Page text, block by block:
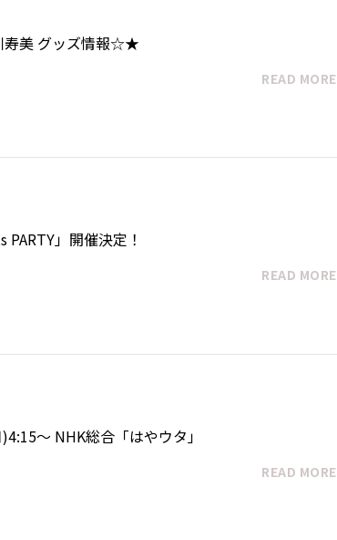
寿美 グッズ情報☆★
READ MORE
PARTY」開催決定！
READ MORE
～ NHK総合「はやウタ」
READ MORE